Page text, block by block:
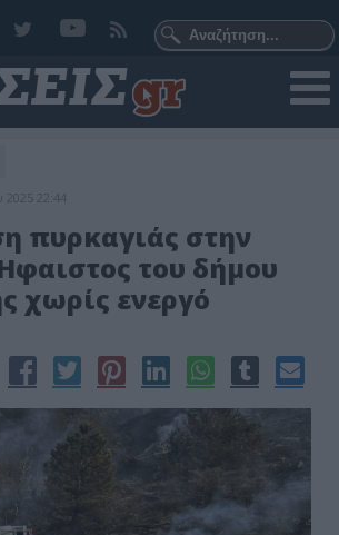
22:44
πυρκαγιάς στην
του δήμου
χωρίς ενεργό